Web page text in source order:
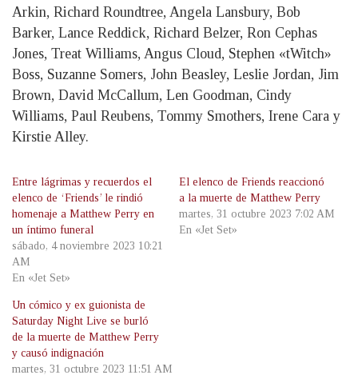
Arkin, Richard Roundtree, Angela Lansbury, Bob
Barker, Lance Reddick, Richard Belzer, Ron Cephas
Jones, Treat Williams, Angus Cloud, Stephen «tWitch»
Boss, Suzanne Somers, John Beasley, Leslie Jordan, Jim
Brown, David McCallum, Len Goodman, Cindy
Williams, Paul Reubens, Tommy Smothers, Irene Cara y
Kirstie Alley.
Entre lágrimas y recuerdos el
elenco de ‘Friends’ le rindió
homenaje a Matthew Perry en
un íntimo funeral
sábado, 4 noviembre 2023 10:21
AM
En «Jet Set»
El elenco de Friends reaccionó
a la muerte de Matthew Perry
martes, 31 octubre 2023 7:02 AM
En «Jet Set»
Un cómico y ex guionista de
Saturday Night Live se burló
de la muerte de Matthew Perry
y causó indignación
martes, 31 octubre 2023 11:51 AM